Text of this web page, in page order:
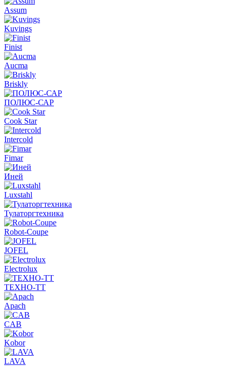
Assum
Kuvings
Finist
Aucma
Briskly
ПОЛЮС-САР
Cook Star
Intercold
Fimar
Иней
Luxstahl
Тулаторгтехника
Robot-Coupe
JOFEL
Electrolux
ТЕХНО-ТТ
Apach
CAB
Kobor
LAVA